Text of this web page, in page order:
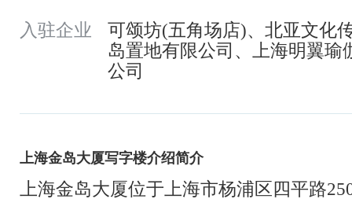
入驻企业
可颂坊(五角场店)、北亚文化
岛置地有限公司、上海明翼瑜
公司
上海金岛大厦写字楼介绍简介
上海金岛大厦位于上海市杨浦区四平路